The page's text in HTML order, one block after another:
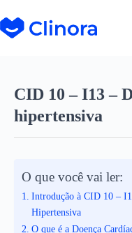
CID 10 – I13 –
hipertensiva
O que você vai ler:
Introdução à CID 10 –
Hipertensiva
O que é a Doença